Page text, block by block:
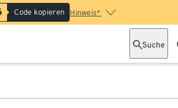
Code kopieren Hinweis*
Suche